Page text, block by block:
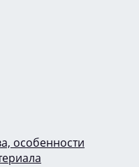
особенности